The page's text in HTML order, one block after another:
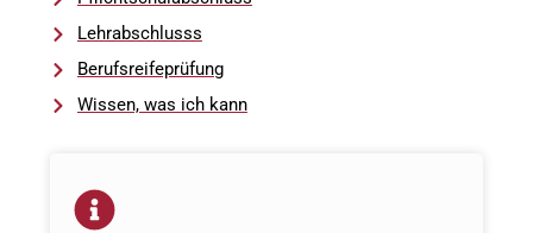
Lehrabschlusss
Berufsreifeprüfung
Wissen, was ich kann